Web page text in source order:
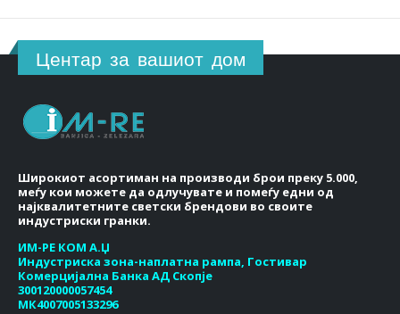
Центар за вашиот дом
Широкиот асортиман на производи брои преку 5.000,
меѓу кои можете да одлучувате и помеѓу едни од
најквалитетните светски брендови во своите
индустриски гранки.
ИМ-РЕ КОМ А.Џ
Индустриска зона-наплатна рампа, Гостивар
Комерцијална Банка АД Скопје
300120000057454
МК4007005133296